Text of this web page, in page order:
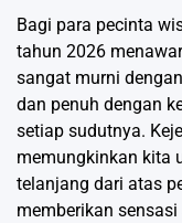
Bagi para pecinta
tahun 2026
sangat murni
dan penuh dengan
setiap sudutnya.
memungkinkan kita
telanjang dari atas
memberikan